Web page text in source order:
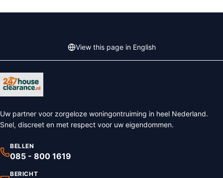
View this page in English
Uw partner voor zorgeloze woningontruiming in heel Nederland.
Snel, discreet en met respect voor uw eigendommen.
BELLEN
085 - 800 1619
BERICHT